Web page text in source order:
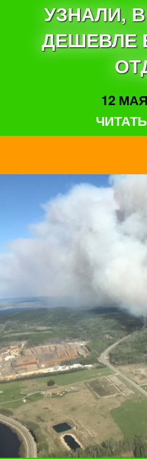
УЗНАЛИ,
ДЕШЕВЛЕ
12